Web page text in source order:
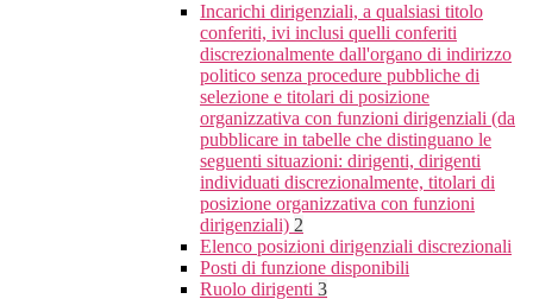
Incarichi dirigenziali, a qualsiasi titolo
conferiti, ivi inclusi quelli conferiti
discrezionalmente dall'organo di indirizzo
politico senza procedure pubbliche di
selezione e titolari di posizione
organizzativa con funzioni dirigenziali (da
pubblicare in tabelle che distinguano le
seguenti situazioni: dirigenti, dirigenti
individuati discrezionalmente, titolari di
posizione organizzativa con funzioni
dirigenziali) 2
Elenco posizioni dirigenziali discrezionali
Posti di funzione disponibili
Ruolo dirigenti 3